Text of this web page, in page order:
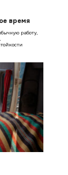
время
работу,